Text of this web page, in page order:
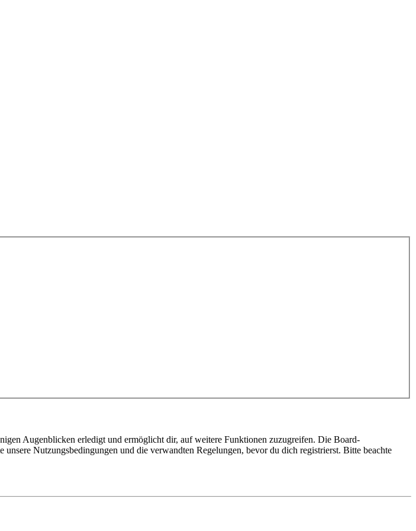
Augenblicken erledigt und ermöglicht dir, auf weitere Funktionen zuzugreifen. Die Board-
Nutzungsbedingungen und die verwandten Regelungen, bevor du dich registrierst. Bitte beachte